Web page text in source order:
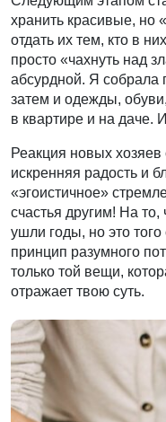
хранить красивые, но
отдать их тем, кто в
просто «чахнуть над
абсурдной. Я собрала
затем и одежды,
в квартире и на даче.
Реакция новых
искренняя радость и
«эгоистичное»
счастья другим! На
ушли годы, но это
принцип разумного
только той вещи,
отражает твою суть.